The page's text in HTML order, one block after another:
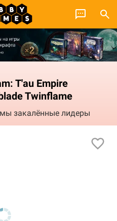
T'au Empire
Twinflame
закалённые лидеры